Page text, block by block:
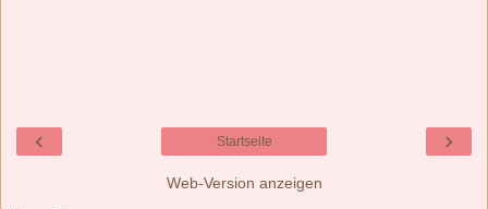
‹ ›
Startseite
Web-Version anzeigen